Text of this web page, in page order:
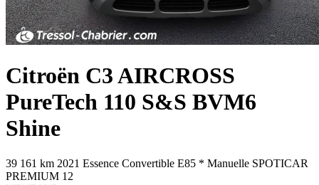
Citroën C3 AIRCROSS
PureTech 110 S&S BVM6
Shine
39 161 km 2021 Essence Convertible E85 * Manuelle SPOTICAR
PREMIUM 12